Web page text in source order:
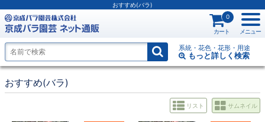
おすすめ(バラ)
系統・花色・花形・用途
もっと詳しく検索
カート
0
メニュー
おすすめ(バラ)
リスト サムネイル